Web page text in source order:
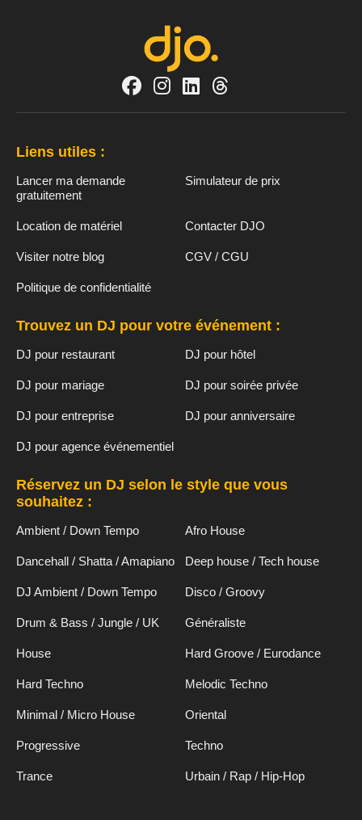
Liens utiles :
Lancer ma demande
gratuitement
Simulateur de prix
Location de matériel Contacter DJO
Visiter notre blog CGV / CGU
Politique de confidentialité
Trouvez un DJ pour votre événement :
DJ pour restaurant DJ pour hôtel
DJ pour mariage DJ pour soirée privée
DJ pour entreprise DJ pour anniversaire
DJ pour agence événementiel
Réservez un DJ selon le style que vous
souhaitez :
Ambient / Down Tempo Afro House
Dancehall / Shatta / Amapiano Deep house / Tech house
DJ Ambient / Down Tempo Disco / Groovy
Drum & Bass / Jungle / UK Généraliste
House Hard Groove / Eurodance
Hard Techno Melodic Techno
Minimal / Micro House Oriental
Progressive Techno
Trance Urbain / Rap / Hip-Hop